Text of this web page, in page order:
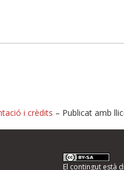
o
i crèdits – Publicat amb
El contingut està